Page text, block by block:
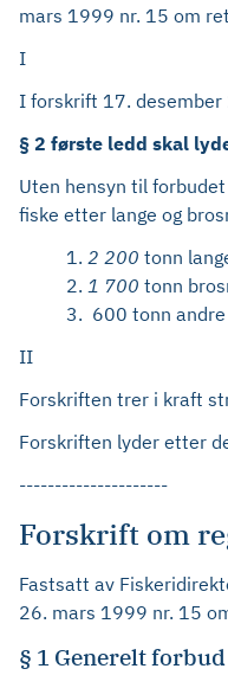
mars 1999 nr. 15 om
I
I forskrift 17.
§ 2 første ledd skal
Uten hensyn til
fiske etter lange og
1. 2 200 tonn
2. 1 700 tonn
3. 600 tonn
II
Forskriften trer i kraft
Forskriften lyder etter
---------------------
Forskrift om
Fastsatt av
26. mars 1999 nr. 15
§ 1 Generelt forbud